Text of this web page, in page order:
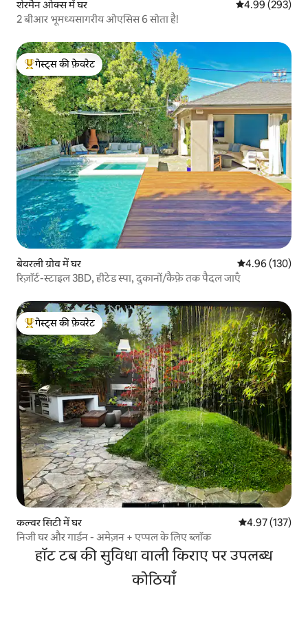
शेरमैन ओक्स में घर औसत रेटिंग 5 में से
4.99 (293)
2 बीआर भूमध्यसागरीय ओएसिस 6 सोता है!
गेस्ट्स का टॉप फ़ेवरेट
गेस्ट्स की फ़ेवरेट
बेवरली ग्रोव में घर औसत रेटिंग 5 में से
4.96 (130)
रिज़ॉर्ट-स्टाइल 3BD, हीटेड स्पा, दुकानों/कैफ़े तक पैदल जाएँ
गेस्ट्स का टॉप फ़ेवरेट
गेस्ट्स की फ़ेवरेट
कल्वर सिटी में घर औसत रेटिंग 5 में से
4.97 (137)
निजी घर और गार्डन - अमेज़न + एप्पल के लिए ब्लॉक
हॉट टब की सुविधा वाली किराए पर उपलब्ध
कोठियाँ